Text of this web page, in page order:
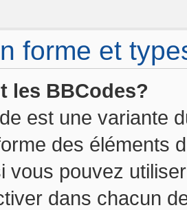
forme et
les BBCodes?
est une variante
des éléments
vous pouvez
dans chacun